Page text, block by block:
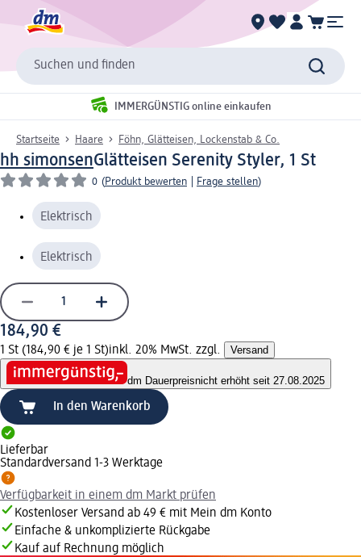
Suchen und finden
IMMERGÜNSTIG online einkaufen
Startseite Haare Föhn, Glätteisen, Lockenstab & Co.
hh simonsenGlätteisen Serenity Styler, 1 St
0 (Produkt bewerten Frage stellen)
Elektrisch
Elektrisch
184,90 €
1 St (184,90 € je 1 St)inkl. 20% MwSt. zzgl. Versand
dm Dauerpreisnicht erhöht seit 27.08.2025
In den Warenkorb
Lieferbar
Standardversand 1-3 Werktage
Verfügbarkeit in einem dm Markt prüfen
Kostenloser Versand ab 49 € mit Mein dm Konto
Einfache & unkomplizierte Rückgabe
Kauf auf Rechnung möglich